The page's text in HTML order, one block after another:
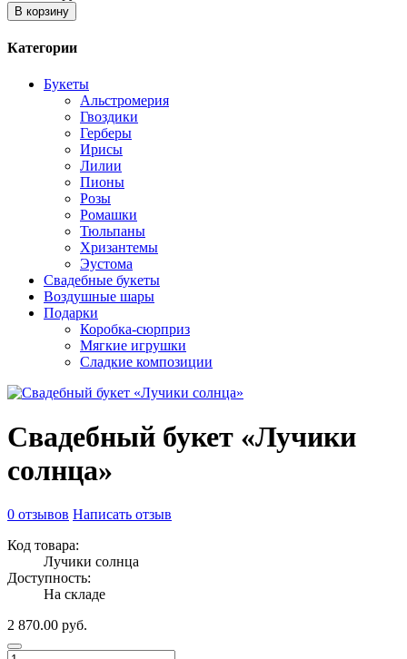
В корзину
Категории
Букеты
Альстромерия
Гвоздики
Герберы
Ирисы
Лилии
Пионы
Розы
Ромашки
Тюльпаны
Хризантемы
Эустома
Свадебные букеты
Воздушные шары
Подарки
Коробка-сюрприз
Мягкие игрушки
Сладкие композиции
Свадебный букет «Лучики
солнца»
0 отзывов Написать отзыв
Код товара:
Лучики солнца
Доступность:
На складе
2 870.00 руб.